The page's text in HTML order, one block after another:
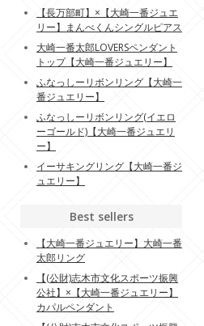
【長万部町】×【大崎一番ジュエ
リー】まんべくんシングルピアス
大崎一番太郎LOVERSペンダント
トップ【大崎一番ジュエリー】
ふなっしーリボンリング【大崎一
番ジュエリー】
ふなっしーリボンリング(イエロ
ーゴールド)【大崎一番ジュエリ
ー】
イーサキングリング【大崎一番ジ
ュエリー】
Best sellers
【大崎一番ジュエリー】大崎一番
太郎リング
【(公財)志木市文化スポーツ振興
公社】×【大崎一番ジュエリー】
カパルペンダント